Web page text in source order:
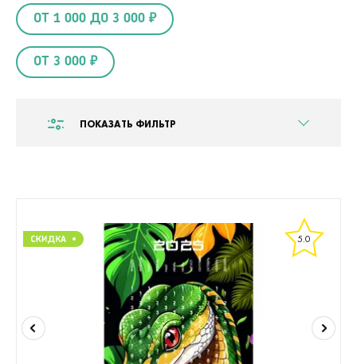
ОТ 1 000 ДО 3 000 ₽
ОТ 3 000 ₽
ПОКАЗАТЬ ФИЛЬТР
5.0